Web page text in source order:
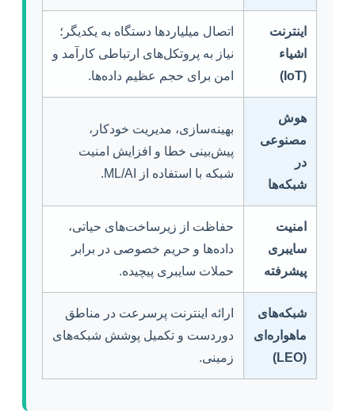
اینترنت
اشیاء
(IoT)
اتصال میلیاردها دستگاه به یکدیگر؛
نیاز به پروتکل‌های ارتباطی کارآمد و
امن برای حجم عظیم داده‌ها.
هوش
مصنوعی
در
شبکه‌ها
بهینه‌سازی، مدیریت خودکار،
پیش‌بینی خطا و افزایش امنیت
شبکه با استفاده از ML/AI.
امنیت
سایبری
پیشرفته
حفاظت از زیرساخت‌های حیاتی،
داده‌ها و حریم خصوصی در برابر
حملات سایبری پیچیده.
شبکه‌های
ماهواره‌ای
(LEO)
ارائه اینترنت پرسرعت در مناطق
دوردست و تکمیل پوشش شبکه‌های
زمینی.